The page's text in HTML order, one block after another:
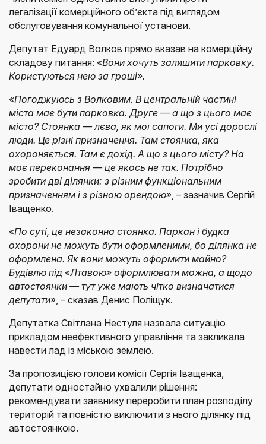
легалізації комерційного об’єкта під виглядом
обслуговування комунальної установи.
Депутат Едуард Волков прямо вказав на комерційну
складову питання: «Вони хочуть залишити парковку.
Користуються нею за гроші».
«Погоджуюсь з Волковим. В центральній частині
міста має бути парковка. Друге — а що з цього має
місто? Стоянка — лєва, як мої сапоги. Ми усі дорослі
люди. Це різні призначення. Там стоянка, яка
охороняється. Там є дохід. А що з цього місту? На
моє переконання — це якось не так. Потрібно
зробити дві ділянки: з різним функціональним
призначенням і з різною орендою» , – зазначив Сергій
Іващенко.
«По суті, це незаконна стоянка. Паркан і будка
охорони не можуть бути оформленими, бо ділянка не
оформлена. Як вони можуть оформити майно?
Будівлю під «Лтавою» оформлювати можна, а щодо
автостоянки — тут уже мають чітко визначатися
депутати» , – сказав Денис Поліщук.
Депутатка Світлана Нестуля назвала ситуацію
прикладом неефективного управління та закликала
навести лад із міською землею.
За пропозицією голови комісії Сергія Іващенка,
депутати одностайно ухвалили рішення:
рекомендувати заявнику переробити план розподілу
територій та повністю виключити з нього ділянку під
автостоянкою.